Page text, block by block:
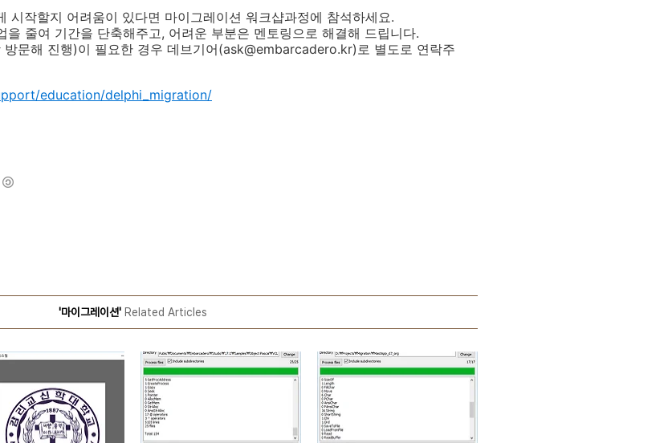
시작할지 어려움이 있다면 마이그레이션 워크샵과정에 참석하세요.
을 줄여 기간을 단축해주고, 어려운 부분은 멘토링으로 해결해 드립니다.
문해 진행)이 필요한 경우 데브기어(ask@embarcadero.kr)로 별도로 연락주
education/delphi_migration/
'마이그레이션'Related Articles